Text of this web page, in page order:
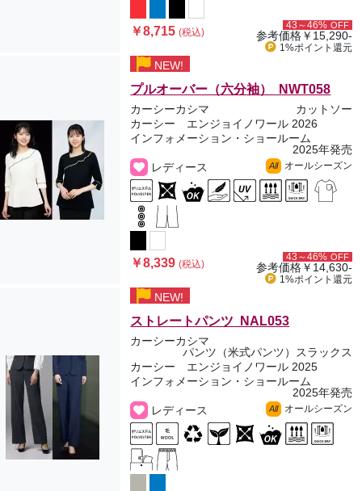
￥8,715(税込)
43～46% OFF
参考価格￥15,290-
1%ポイント 還元
NEW!
プルオーバー（六分袖） NWT058
カーシーカシマ
カットソー
カーシー エンジョイノワール 2026
インフォメーション・ショールーム
2025年発売
レディース
All オールシーズン
￥8,339(税込)
43～46% OFF
参考価格￥14,630-
1%ポイント 還元
NEW!
ストレートパンツ NAL053
カーシーカシマ
パンツ（米式パンツ）スラックス
カーシー エンジョイノワール 2025
インフォメーション・ショールーム
2025年発売
レディース
All オールシーズン